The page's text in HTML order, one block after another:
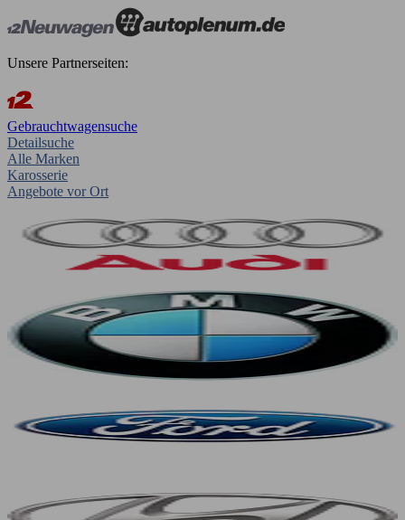
Unsere Partnerseiten:
Gebrauchtwagensuche
Detailsuche
Alle Marken
Karosserie
Angebote vor Ort